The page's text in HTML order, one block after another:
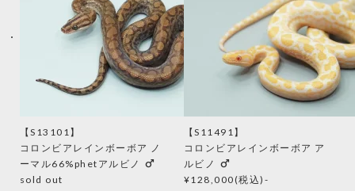
【S13101】
コロンビアレインボーボア ノ
ーマル66%phetアルビノ male
sold out
【S11491】
コロンビアレインボーボア ア
ルビノ male
¥128,000(税込)-